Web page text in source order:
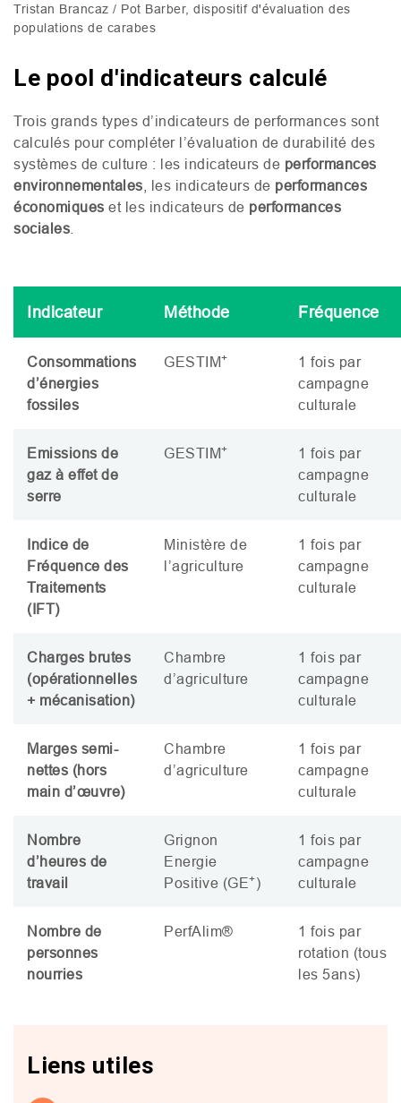
Tristan Brancaz / Pot Barber, dispositif d'évaluation des
populations de carabes
Le pool d'indicateurs calculé
Trois grands types d’indicateurs de performances sont
calculés pour compléter l’évaluation de durabilité des
systèmes de culture : les indicateurs de performances
environnementales , les indicateurs de performances
économiques et les indicateurs de performances
sociales
Indicateur Méthode Fréquence
Consommations
d’énergies
fossiles
GESTIM+
1 fois par
campagne
culturale
Emissions de
gaz à effet de
serre
GESTIM+
1 fois par
campagne
culturale
Indice de
Fréquence des
Traitements
(IFT)
Ministère de
l’agriculture
1 fois par
campagne
culturale
Charges brutes
(opérationnelles
+ mécanisation)
Chambre
d’agriculture
1 fois par
campagne
culturale
Marges semi-
nettes (hors
main d’œuvre)
Chambre
d’agriculture
1 fois par
campagne
culturale
Nombre
d’heures de
travail
Grignon
Energie
Positive (GE+)
1 fois par
campagne
culturale
Nombre de
personnes
nourries
PerfAlim®
1 fois par
rotation (tous
les 5ans)
Liens utiles